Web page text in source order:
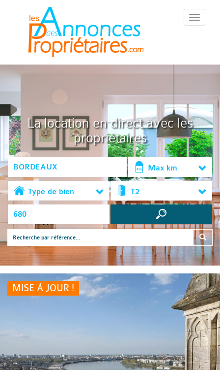
::Menu::
La location en direct avec les
propriétaires
Max km
Type de bien T2
MISE À JOUR !